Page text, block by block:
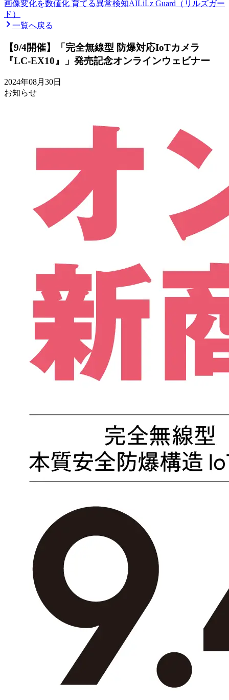
画像変化を数値化 育てる異常検知AILiLz Guard（リルズガー
ド）
一覧へ戻る
【9/4開催】「完全無線型 防爆対応IoTカメラ
『LC-EX10』」発売記念オンラインウェビナー
2024年08月30日
お知らせ